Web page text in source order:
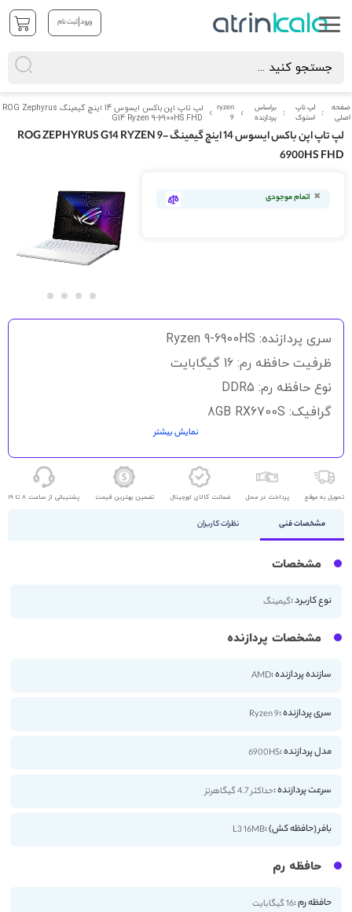
ورود|ثبت نام
صفحه
اصلی
لپ تاپ
استوک
براساس
پردازنده
ryzen
9
لپ تاپ اپن باکس ایسوس 14 اینچ گیمینگ ROG Zephyrus
G14 Ryzen 9-6900HS FHD
لپ تاپ اپن باکس ایسوس 14 اینچ گیمینگ ROG ZEPHYRUS G14 RYZEN 9-
6900HS FHD
به
انتهای
گالری
تصاویر
اتمام موجودی
سری پردازنده: Ryzen 9-6900HS
ظرفیت حافظه رم: 16 گیگابایت
نوع حافظه رم: DDR5
گرافیک: 8GB RX6700S
اندازه صفحه نمایش: 14 اینچ
کیفیت صفحه نمایش: FHD
نمایش بیشتر
تحویل به موقع پرداخت در محل ضمانت کالای اورجینال تضمین بهترین قیمت پشتیبانی از ساعت 8 تا 19
مشخصات فنی نظرات کاربران
مشخصات
نوع کاربرد :گیمینگ
مشخصات پردازنده
سازنده پردازنده :AMD
سری پردازنده :Ryzen 9
مدل پردازنده :6900HS
سرعت پردازنده :حداکثر 4.7 گیگاهرتز
بافر (حافظه کش) :L3 16MB
حافظه رم
حافظه رم :16 گیگابایت